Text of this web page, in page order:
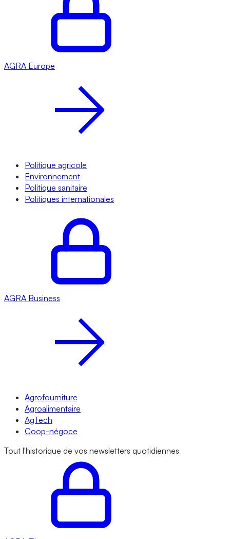
AGRA Europe
Politique agricole
Environnement
Politique sanitaire
Politiques internationales
AGRA Business
Agrofourniture
Agroalimentaire
AgTech
Coop-négoce
Tout l'historique de vos newsletters quotidiennes